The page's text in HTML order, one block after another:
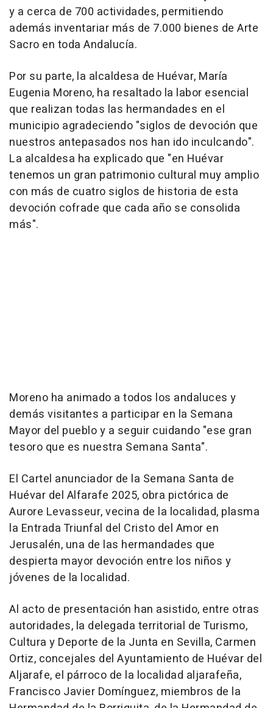
y a cerca de 700 actividades, permitiendo
además inventariar más de 7.000 bienes de Arte
Sacro en toda Andalucía.
Por su parte, la alcaldesa de Huévar, María
Eugenia Moreno, ha resaltado la labor esencial
que realizan todas las hermandades en el
municipio agradeciendo "siglos de devoción que
nuestros antepasados nos han ido inculcando".
La alcaldesa ha explicado que "en Huévar
tenemos un gran patrimonio cultural muy amplio
con más de cuatro siglos de historia de esta
devoción cofrade que cada año se consolida
más".
Moreno ha animado a todos los andaluces y
demás visitantes a participar en la Semana
Mayor del pueblo y a seguir cuidando "ese gran
tesoro que es nuestra Semana Santa".
El Cartel anunciador de la Semana Santa de
Huévar del Alfarafe 2025, obra pictórica de
Aurore Levasseur, vecina de la localidad, plasma
la Entrada Triunfal del Cristo del Amor en
Jerusalén, una de las hermandades que
despierta mayor devoción entre los niños y
jóvenes de la localidad.
Al acto de presentación han asistido, entre otras
autoridades, la delegada territorial de Turismo,
Cultura y Deporte de la Junta en Sevilla, Carmen
Ortiz, concejales del Ayuntamiento de Huévar del
Aljarafe, el párroco de la localidad aljarafeña,
Francisco Javier Domínguez, miembros de la